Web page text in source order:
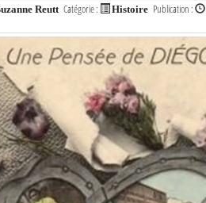
Reutt Catégorie : Histoire Publication :